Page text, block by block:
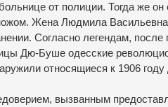
от полиции. Тогда же он
Жена Людмила Васильевна
Согласно легендам, после
Дю-Буше одесские
относящиеся к 1906
вызванным